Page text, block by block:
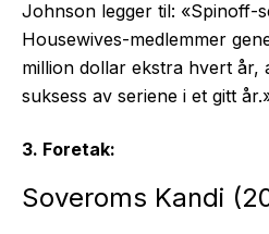
Johnson legger til:
Housewives-medlemmer
million dollar ekstra hvert år,
suksess av seriene i et gitt
3. Foretak:
Soveroms Kandi